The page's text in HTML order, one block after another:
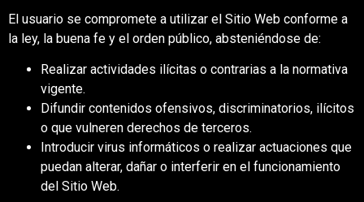
El usuario se compromete a utilizar el Sitio Web conforme a
la ley, la buena fe y el orden público, absteniéndose de:
Realizar actividades ilícitas o contrarias a la normativa
vigente.
Difundir contenidos ofensivos, discriminatorios, ilícitos
o que vulneren derechos de terceros.
Introducir virus informáticos o realizar actuaciones que
puedan alterar, dañar o interferir en el funcionamiento
del Sitio Web.